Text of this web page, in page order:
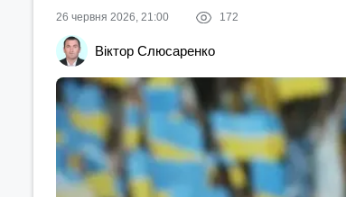
26 червня 2026, 21:00 172
Віктор Слюсаренко